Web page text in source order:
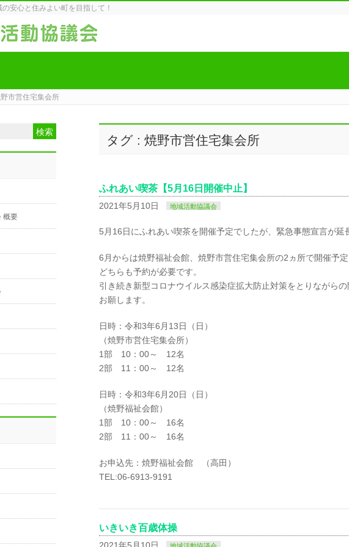
安心と住みよい町を目指して！
市営住宅集会所
タグ : 焼野市営住宅集会所
ふれあい喫茶【5月16日開催中止】
2021年5月10日 地域活動協議会
5月16日にふれあい喫茶を開催予定でしたが、緊急事態宣言が
6月からは焼野福祉会館、焼野市営住宅集会所の2ヵ所で開催予
どちらも予約が必要です。
引き続き新型コロナウイルス感染症拡大防止対策をとりながら
お願します。
日時：令和3年6月13日（日）
（焼野市営住宅集会所）
1部 10：00～ 12名
2部 11：00～ 12名
日時：令和3年6月20日（日）
（焼野福祉会館）
1部 10：00～ 16名
2部 11：00～ 16名
お申込先：焼野福祉会館 （高田）
TEL:06-6913-9191
いきいき百歳体操
概要